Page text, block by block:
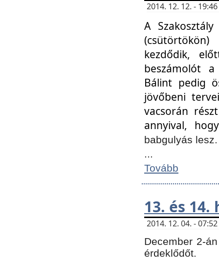
2014. 12. 12. -
A
kezdődik,
beszámolót
Bálint pedig
jövőbeni
vacsorán
annyival,
babgulyás
...
Tovább
13. és
2014. 12. 04. -
December 2-
érdeklődőt.